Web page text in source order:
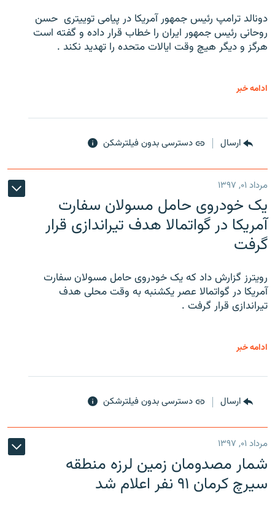
دونالد ترامپ رئیس جمهور آمریکا در پیامی توییتری ‌ حسن
روحانی رئیس جمهور ایران را خطاب قرار داده و گفته است
هرگز و دیگر هیچ وقت ایالات متحده را تهدید نکند .
ادامه خبر
ارسال دسترسی بدون فیلترشکن
مرداد ۰۱, ۱۳۹۷
یک خودروی حامل مسولان سفارت
آمریکا در گواتمالا هدف تیراندازی قرار
گرفت
رویترز گزارش داد که یک خودروی حامل مسولان سفارت
آمریکا در گواتمالا عصر یکشنبه به وقت محلی هدف
تیراندازی قرار گرفت .
ادامه خبر
ارسال دسترسی بدون فیلترشکن
مرداد ۰۱, ۱۳۹۷
شمار مصدومان زمین لرزه منطقه
سیرچ کرمان ۹۱ نفر اعلام شد